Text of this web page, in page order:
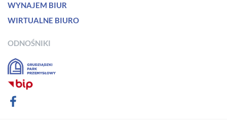
WYNAJEM BIUR
WIRTUALNE BIURO
ODNOŚNIKI